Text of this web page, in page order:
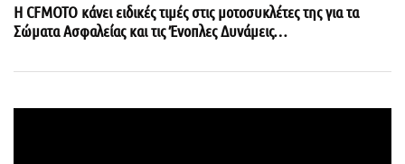
Η CFMOTO κάνει ειδικές τιμές στις μοτοσυκλέτες της για τα
Σώματα Ασφαλείας και τις Ένοπλες Δυνάμεις…